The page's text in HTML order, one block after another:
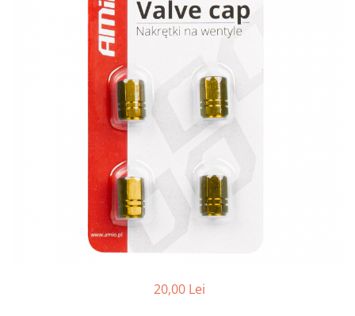
Lichid de Parbriz
Ulei Cutie de Viteze
Ulei Servodirectie
Uleiuri Hidraulice
20,00 Lei